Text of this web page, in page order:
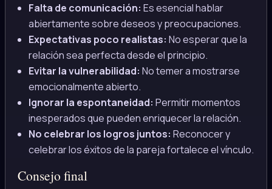
Falta de comunicación: Es esencial hablar
abiertamente sobre deseos y preocupaciones.
Expectativas poco realistas: No esperar que la
relación sea perfecta desde el principio.
Evitar la vulnerabilidad: No temer a mostrarse
emocionalmente abierto.
Ignorar la espontaneidad: Permitir momentos
inesperados que pueden enriquecer la relación.
No celebrar los logros juntos: Reconocer y
celebrar los éxitos de la pareja fortalece el vínculo.
Consejo final